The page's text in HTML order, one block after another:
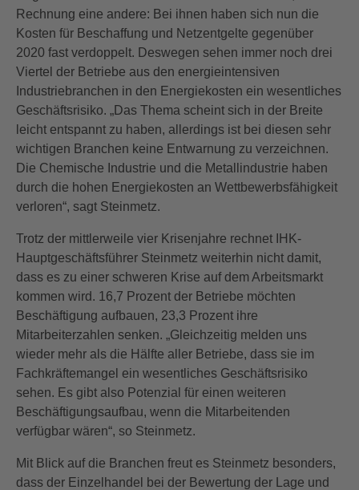
Rechnung eine andere: Bei ihnen haben sich nun die
Kosten für Beschaffung und Netzentgelte gegenüber
2020 fast verdoppelt. Deswegen sehen immer noch drei
Viertel der Betriebe aus den energieintensiven
Industriebranchen in den Energiekosten ein wesentliches
Geschäftsrisiko. „Das Thema scheint sich in der Breite
leicht entspannt zu haben, allerdings ist bei diesen sehr
wichtigen Branchen keine Entwarnung zu verzeichnen.
Die Chemische Industrie und die Metallindustrie haben
durch die hohen Energiekosten an Wettbewerbsfähigkeit
verloren“, sagt Steinmetz.
Trotz der mittlerweile vier Krisenjahre rechnet IHK-
Hauptgeschäftsführer Steinmetz weiterhin nicht damit,
dass es zu einer schweren Krise auf dem Arbeitsmarkt
kommen wird. 16,7 Prozent der Betriebe möchten
Beschäftigung aufbauen, 23,3 Prozent ihre
Mitarbeiterzahlen senken. „Gleichzeitig melden uns
wieder mehr als die Hälfte aller Betriebe, dass sie im
Fachkräftemangel ein wesentliches Geschäftsrisiko
sehen. Es gibt also Potenzial für einen weiteren
Beschäftigungsaufbau, wenn die Mitarbeitenden
verfügbar wären“, so Steinmetz.
Mit Blick auf die Branchen freut es Steinmetz besonders,
dass der Einzelhandel bei der Bewertung der Lage und